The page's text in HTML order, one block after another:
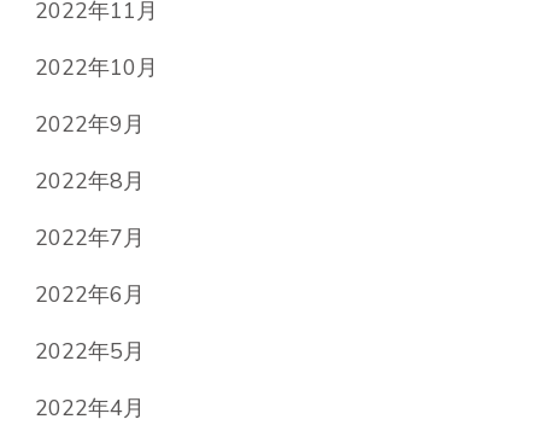
2022年11月
2022年10月
2022年9月
2022年8月
2022年7月
2022年6月
2022年5月
2022年4月